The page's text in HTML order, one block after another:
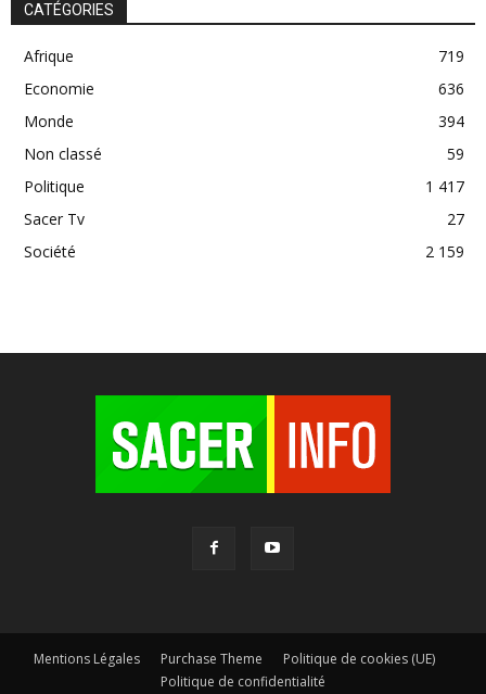
CATÉGORIES
Afrique
719
Economie
636
Monde
394
Non classé
59
Politique
1 417
Sacer Tv
27
Société
2 159
Mentions Légales Purchase Theme
Politique de cookies (UE)
Politique de confidentialité